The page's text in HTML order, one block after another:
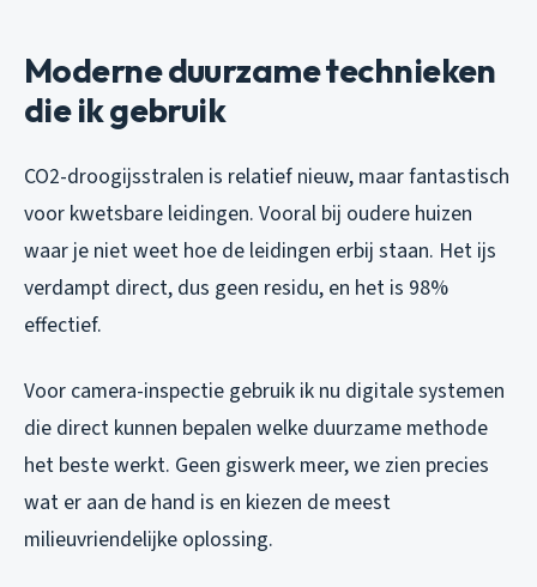
Moderne duurzame technieken
die ik gebruik
CO2-droogijsstralen is relatief nieuw, maar fantastisch
voor kwetsbare leidingen. Vooral bij oudere huizen
waar je niet weet hoe de leidingen erbij staan. Het ijs
verdampt direct, dus geen residu, en het is 98%
effectief.
Voor camera-inspectie gebruik ik nu digitale systemen
die direct kunnen bepalen welke duurzame methode
het beste werkt. Geen giswerk meer, we zien precies
wat er aan de hand is en kiezen de meest
milieuvriendelijke oplossing.